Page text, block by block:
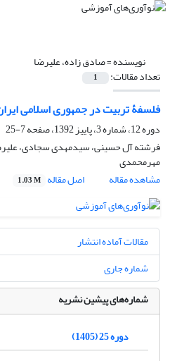
نویسنده =صادق زاده، علیرضا
تعداد مقالات: 1
فلسفۀ تربیت در جمهوری اسلامی
دوره 12، شماره 3، پاییز 1392، صفحه
7-25
فرشته آل حسینی، سیدمهدی سجادی،
مهرمحمدی
مشاهده مقاله
اصل مقاله 1.03 M
مقالات آماده انتشار
شماره جاری
شماره‌های پیشین نشریه
دوره 25 (1405)